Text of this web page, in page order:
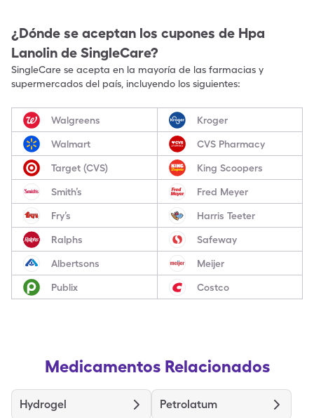
¿Dónde se aceptan los cupones de Hpa
Lanolin de SingleCare?
SingleCare se acepta en la mayoría de las farmacias y
supermercados del país, incluyendo los siguientes:
Walgreens Kroger
Walmart CVS Pharmacy
Target (CVS) King Scoopers
Smith’s Fred Meyer
Fry’s Harris Teeter
Ralphs Safeway
Albertsons Meijer
Publix Costco
Medicamentos Relacionados
Hydrogel Petrolatum